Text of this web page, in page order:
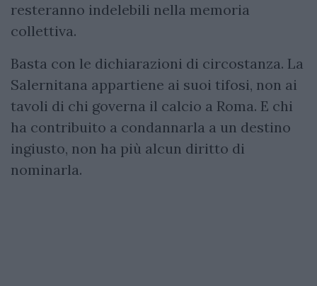
resteranno indelebili nella memoria
collettiva.
Basta con le dichiarazioni di circostanza. La
Salernitana appartiene ai suoi tifosi, non ai
tavoli di chi governa il calcio a Roma. E chi
ha contribuito a condannarla a un destino
ingiusto, non ha più alcun diritto di
nominarla.